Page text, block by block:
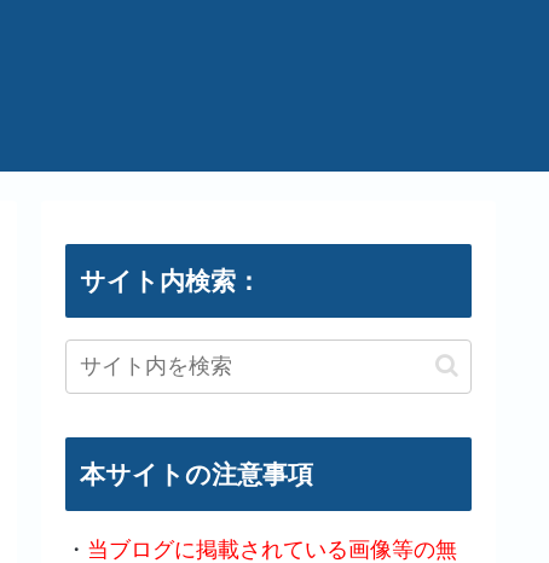
サイト内検索：
本サイトの注意事項
・ 当ブログに掲載されている画像等の無